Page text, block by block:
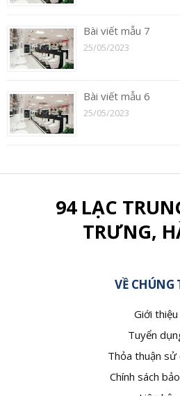
Bài viết mẫu 7
25/05/2023
Bài viết mẫu 6
25/05/2023
94 LẠC
TRƯNG,
VỀ CHÚNG
Giới thiệu
Tuyển
Thỏa thuận sử
Chính sách